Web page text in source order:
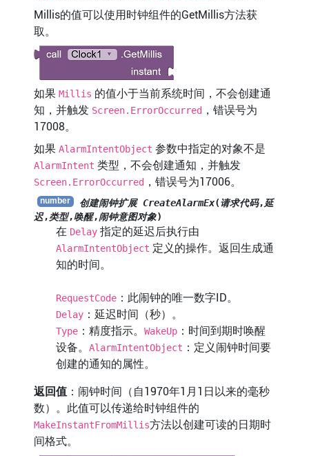
Millis的值可以使用时钟组件的GetMillis方法获
取。
如果 Millis 的值小于当前系统时间，不会创建通
知，并触发 Screen.ErrorOccurred，错误号为
17008。
如果 AlarmIntentObject 参数中指定的对象不是
AlarmIntent 类型，不会创建通知，并触发
Screen.ErrorOccurred，错误号为17006。
创建闹钟扩展 CreateAlarmEx(请求代码, 延
迟,类型,唤醒,闹钟意图对象)
在 Delay指定的延迟后执行由
AlarmIntentObject 定义的操作。返回生成通
知的时间。
RequestCode：此闹钟的唯一数字ID。
Delay：延迟时间（秒）。
Type：精度指示。 WakeUp：时间到期时唤醒
设备。
AlarmIntentObject ：定义闹钟时间要
创建的通知的属性。
返回值：闹钟时间（自1970年1月1日以来的毫秒
数）。此值可以传递给时钟组件的
MakeInstantFromMillis方法以创建可读的日期时
间格式。